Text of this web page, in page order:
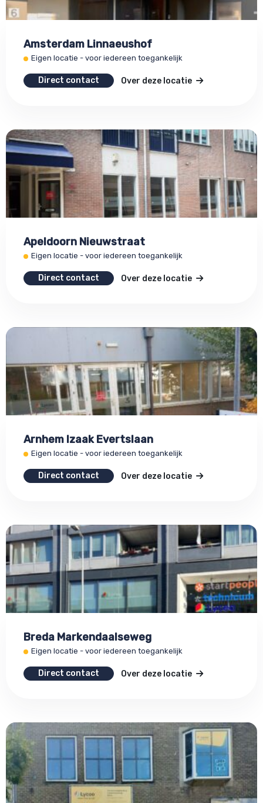
Amsterdam Linnaeushof
Eigen locatie - voor iedereen toegankelijk
Direct contact Over deze locatie
Apeldoorn Nieuwstraat
Eigen locatie - voor iedereen toegankelijk
Direct contact Over deze locatie
Arnhem Izaak Evertslaan
Eigen locatie - voor iedereen toegankelijk
Direct contact Over deze locatie
Breda Markendaalseweg
Eigen locatie - voor iedereen toegankelijk
Direct contact Over deze locatie